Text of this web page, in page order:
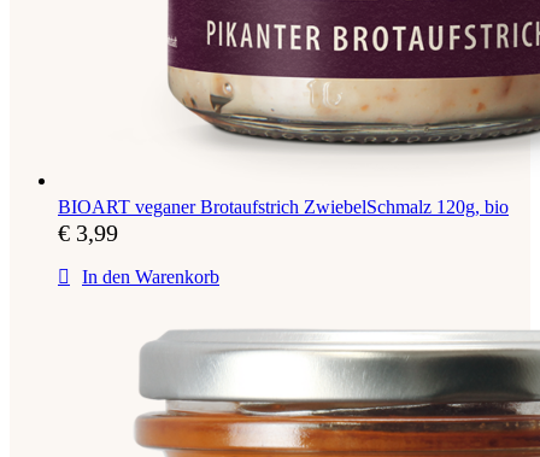
BIOART veganer Brotaufstrich ZwiebelSchmalz 120g, bio
€ 3,99
In den Warenkorb